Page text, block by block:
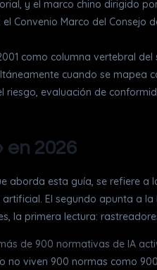
y el marco chino dirigido
Convenio Marco del
como columna vertebral
cuando se mapea
evaluación de
2026
esta guía, se refiere
El segundo apunta a
la primera lectura:
de 900 normativas de IA
no viven 900 normas como